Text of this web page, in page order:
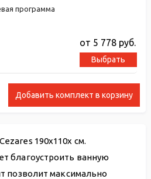
Добавить комплект в корзину
программа
от 5 778 руб.
Выбрать
190x110x см.
благоустроить ванную
позволит максимально